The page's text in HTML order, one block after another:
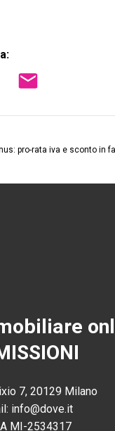
pro-rata iva e sconto in
7, 20129 Milano
info@dove.it
MI-2534317